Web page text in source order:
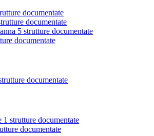
documentate
documentate
5 strutture documentate
documentate
documentate
1 strutture documentate
documentate